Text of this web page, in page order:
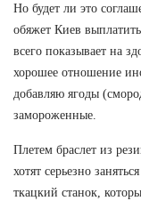
Но будет ли это
обяжет Киев
всего показывает на
хорошее отношение
добавляю ягоды
замороженные.
Плетем браслет из
хотят серьезно
ткацкий станок,